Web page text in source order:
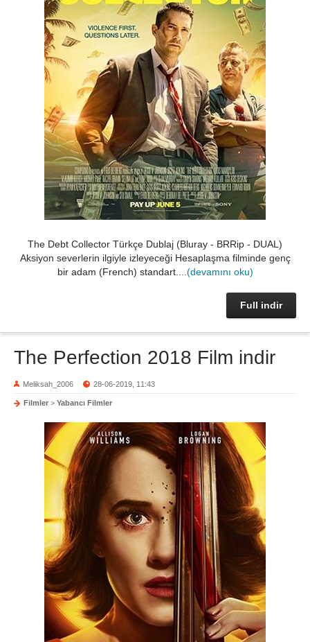
The Debt Collector Türkçe Dublaj (Bluray - BRRip - DUAL)
Aksiyon severlerin ilgiyle izleyeceği Hesaplaşma filminde genç
bir adam (French) standart.... (devamını oku)
Full indir
The Perfection 2018 Film indir
Meliksah_2006 28-06-2019, 11:43
Filmler > Yabancı Filmler